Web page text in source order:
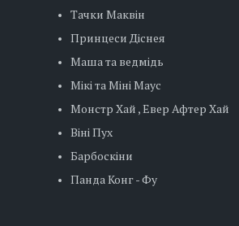
Тачки Маквін
Принцеси Діснея
Маша та ведмідь
Мікі та Міні Маус
Монстр Хай , Евер Афтер Хай
Віні Пух
Барбоскіни
Панда Конг - Фу